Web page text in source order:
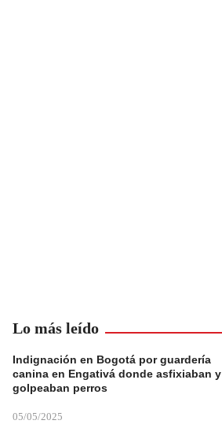
Lo más leído
Indignación en Bogotá por guardería
canina en Engativá donde asfixiaban y
golpeaban perros
05/05/2025